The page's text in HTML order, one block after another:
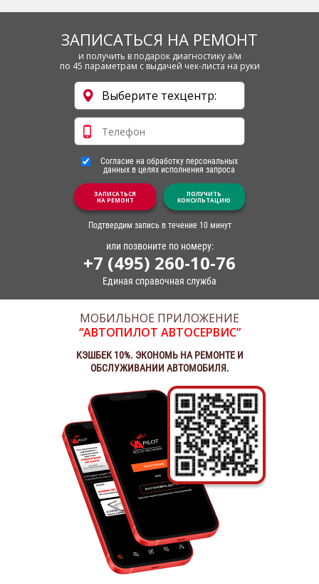
ЗАПИСАТЬСЯ НА РЕМОНТ
и получить в подарок диагностику а/м
по 45 параметрам с выдачей чек-листа на руки
Согласие на обработку персональных
данных в целях исполнения запроса
ЗАПИСАТЬСЯ
НА РЕМОНТ
ПОЛУЧИТЬ
КОНСУЛЬТАЦИЮ
Подтвердим запись в течение 10 минут
или позвоните по номеру:
+7 (495) 260-10-76
Единая справочная служба
МОБИЛЬНОЕ ПРИЛОЖЕНИЕ
“АВТОПИЛОТ АВТОСЕРВИС”
КЭШБЕК 10%. ЭКОНОМЬ НА РЕМОНТЕ И
ОБСЛУЖИВАНИИ АВТОМОБИЛЯ.